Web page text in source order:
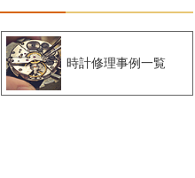
時計修理事例一覧